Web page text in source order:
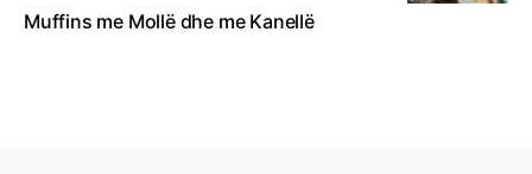
Muffins me Mollë dhe me Kanellë